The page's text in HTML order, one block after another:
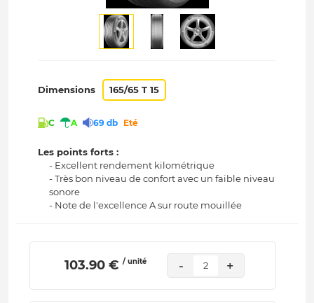
Dimensions 165/65 T 15
C A 69 db Eté
Les points forts :
- Excellent rendement kilométrique
- Très bon niveau de confort avec un faible niveau
sonore
- Note de l'excellence A sur route mouillée
103.90 € / unité - 2 +